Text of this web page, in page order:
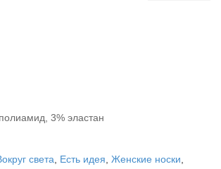
3% эластан
света Есть идея Женские носки